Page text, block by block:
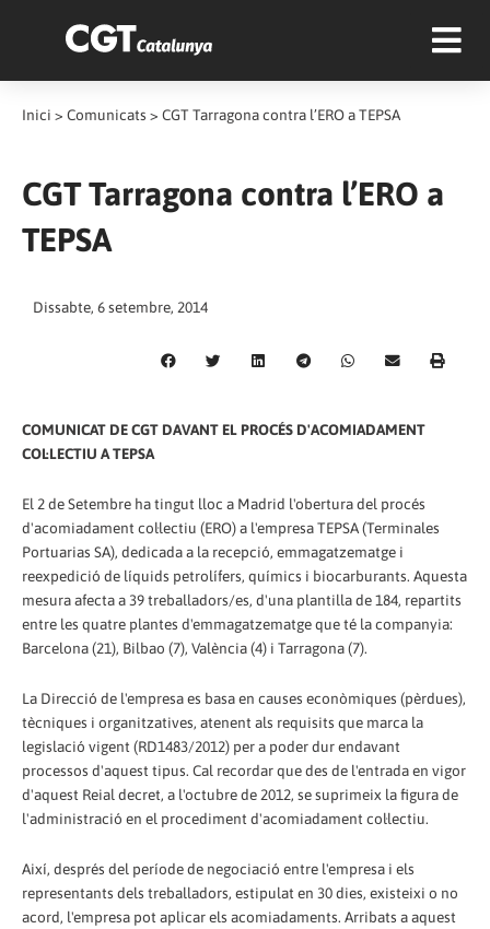
Inici > Comunicats > CGT Tarragona contra l’ERO a TEPSA
CGT Tarragona contra l’ERO a
TEPSA
Dissabte, 6 setembre, 2014
COMUNICAT DE CGT DAVANT EL PROCÉS D'ACOMIADAMENT
COL·LECTIU A TEPSA
El 2 de Setembre ha tingut lloc a Madrid l'obertura del procés
d'acomiadament col·lectiu (ERO) a l'empresa TEPSA (Terminales
Portuarias SA), dedicada a la recepció, emmagatzematge i
reexpedició de líquids petrolífers, químics i biocarburants. Aquesta
mesura afecta a 39 treballadors/es, d'una plantilla de 184, repartits
entre les quatre plantes d'emmagatzematge que té la companyia:
Barcelona (21), Bilbao (7), València (4) i Tarragona (7).
La Direcció de l'empresa es basa en causes econòmiques (pèrdues),
tècniques i organitzatives, atenent als requisits que marca la
legislació vigent (RD1483/2012) per a poder dur endavant
processos d'aquest tipus. Cal recordar que des de l'entrada en vigor
d'aquest Reial decret, a l'octubre de 2012, se suprimeix la figura de
l'administració en el procediment d'acomiadament col·lectiu.
Així, després del període de negociació entre l'empresa i els
representants dels treballadors, estipulat en 30 dies, existeixi o no
acord, l'empresa pot aplicar els acomiadaments. Arribats a aquest